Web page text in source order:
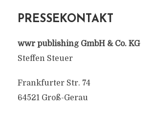
PRESSEKONTAKT
wwr publishing GmbH & Co. KG
Steffen Steuer
Frankfurter Str. 74
64521 Groß-Gerau